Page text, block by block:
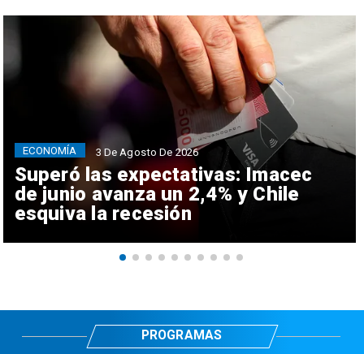
Superó las expectativas: Imacec
de junio avanza un 2,4% y Chile
esquiva la recesión
ECONOMÍA 3 De Agosto De 2026
PROGRAMAS